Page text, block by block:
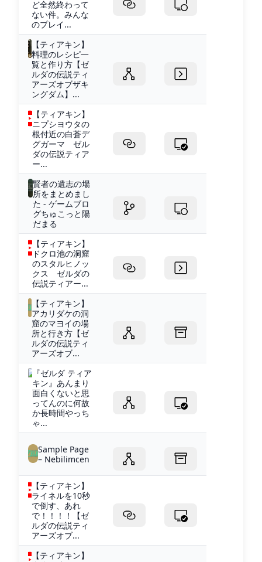
ど全然終わって
ない件。みんな
のプレイ...
【ティアキン】
料理のレシピ一
覧と作り方【ゼ
ルダの伝説ティ
アーズオブザキ
ングダム】...
【ティアキン】
ニプシヨウタの
根付近の白蒼デ
グガーマ ゼル
ダの伝説ティア
ー...
賢者の遺志の場
所をまとめまし
た - ゲームブロ
グちゅこっと陽
だまる
【ティアキン】
ドクロ池の洞窟
のスタルヒノッ
クス ゼルダの
伝説ティアー...
【ティアキン】
アカリダケの洞
窟のマヨイの場
所と行き方【ゼ
ルダの伝説ティ
アーズオブ...
『ゼルダ ティア
キン』あんまり
面白くないと思
ってんのに何故
か長時間やっち
ゃ...
Sample Page
– Nebilimcen
【ティアキン】
ライネルを10秒
で倒す、あれ
で！！！！【ゼ
ルダの伝説ティ
アーズオブ...
【ティアキン】